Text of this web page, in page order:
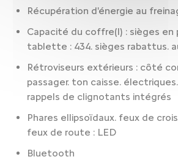
Récupération d'énergie au
Capacité du coffre(l) : sièges en
tablette : 434. sièges rabattus.
Rétroviseurs extérieurs : côté
passager. ton caisse.
rappels de clignotants intégrés
Phares ellipsoïdaux. feux de
feux de route : LED
Bluetooth